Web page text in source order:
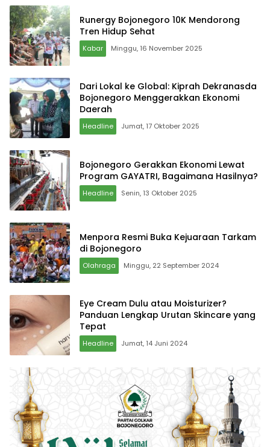
Runergy Bojonegoro 10K Mendorong
Tren Hidup Sehat
Kabar Minggu, 16 November 2025
Dari Lokal ke Global: Kiprah Dekranasda
Bojonegoro Menggerakkan Ekonomi
Daerah
Headline Jumat, 17 Oktober 2025
Bojonegoro Gerakkan Ekonomi Lewat
Program GAYATRI, Bagaimana Hasilnya?
Headline Senin, 13 Oktober 2025
Menpora Resmi Buka Kejuaraan Tarkam
di Bojonegoro
Olahraga Minggu, 22 September 2024
Eye Cream Dulu atau Moisturizer?
Panduan Lengkap Urutan Skincare yang
Tepat
Headline Jumat, 14 Juni 2024